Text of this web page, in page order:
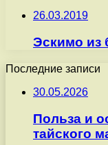
26.03.2019
Эскимо из
Последние записи
30.05.2026
Польза и
тайского